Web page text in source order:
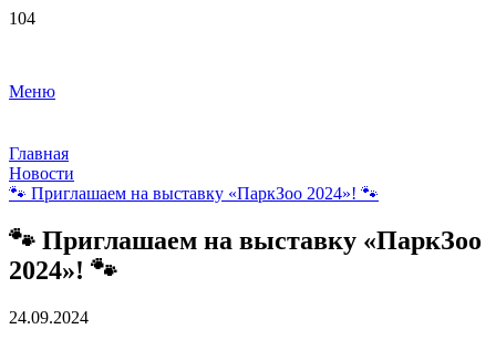
Меню
Главная
Новости
🐾 Приглашаем на выставку «ПаркЗоо 2024»! 🐾
🐾 Приглашаем на выставку «ПаркЗоо
2024»! 🐾
24.09.2024